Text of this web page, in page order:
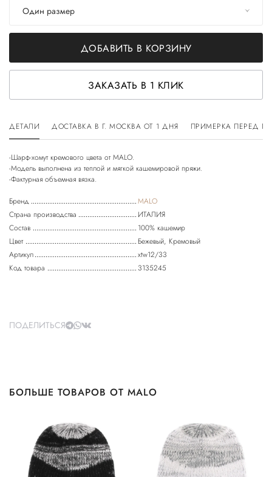
Один размер
ДОБАВИТЬ В КОРЗИНУ
ЗАКАЗАТЬ В 1 КЛИК
ДЕТАЛИ ДОСТАВКА В Г. МОСКВА ОТ 1 ДНЯ ПРИМЕРКА ПЕРЕД
-Шарф-хомут кремового цвета от MALO.
-Модель выполнена из теплой и мягкой кашемировой пряжи.
-Фактурная объемная вязка.
Бренд
MALO
Страна производства
ИТАЛИЯ
Состав
100% кашемир
Цвет
Бежевый, Кремовый
Артикул
xtw12/33
Код товара
3135245
ПОДЕЛИТЬСЯ
БОЛЬШЕ ТОВАРОВ ОТ MALO